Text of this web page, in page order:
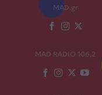
MAD.gr
MAD RADIO 106,2